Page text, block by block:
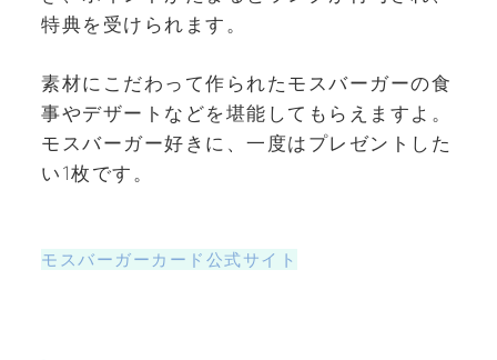
特典を受けられます。
素材にこだわって作られたモスバーガーの食
事やデザートなどを堪能してもらえますよ。
モスバーガー好きに、一度はプレゼントした
い1枚です。
モスバーガーカード公式サイト